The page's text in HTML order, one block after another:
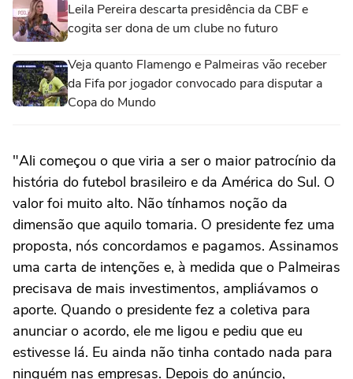
Leila Pereira descarta presidência da CBF e
cogita ser dona de um clube no futuro
Veja quanto Flamengo e Palmeiras vão receber
da Fifa por jogador convocado para disputar a
Copa do Mundo
"Ali começou o que viria a ser o maior patrocínio da
história do futebol brasileiro e da América do Sul. O
valor foi muito alto. Não tínhamos noção da
dimensão que aquilo tomaria. O presidente fez uma
proposta, nós concordamos e pagamos. Assinamos
uma carta de intenções e, à medida que o Palmeiras
precisava de mais investimentos, ampliávamos o
aporte. Quando o presidente fez a coletiva para
anunciar o acordo, ele me ligou e pediu que eu
estivesse lá. Eu ainda não tinha contado nada para
ninguém nas empresas. Depois do anúncio,